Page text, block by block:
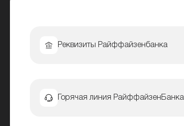
Реквизиты Райффайзенбанка
Горячая линия РайффайзенБанка